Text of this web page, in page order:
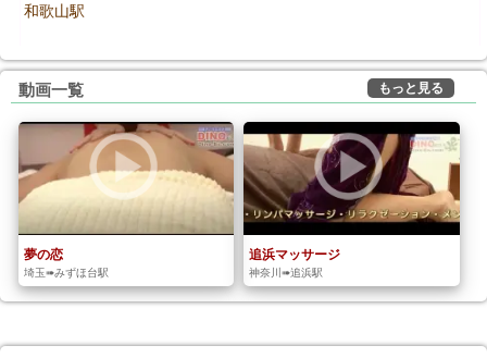
和歌山駅
動画一覧 もっと見る
夢の恋
埼玉➠みずほ台駅
追浜マッサージ
神奈川➠追浜駅